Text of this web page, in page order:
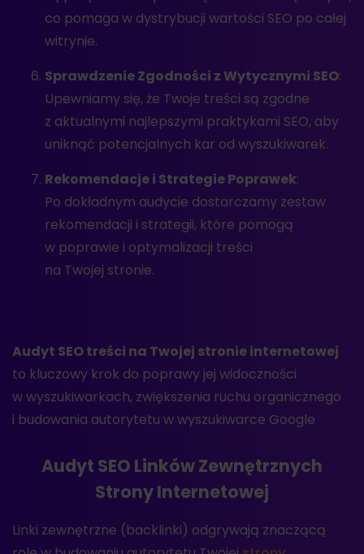
co pomaga w dystrybucji wartości SEO po całej
witrynie.
Sprawdzenie Zgodności z Wytycznymi SEO:
Upewniamy się, że Twoje treści są zgodne
z aktualnymi najlepszymi praktykami SEO, aby
uniknąć potencjalnych kar od wyszukiwarek.
Rekomendacje i Strategie Poprawek:
Po dokładnym audycie dostarczamy zestaw
rekomendacji i strategii, które pomogą
w poprawie i optymalizacji treści
na Twojej stronie.
Audyt SEO treści na Twojej stronie internetowej
to kluczowy krok do poprawy jej widoczności
w wyszukiwarkach, zwiększenia ruchu organicznego
i budowania autorytetu w wyszukiwarce Google
Audyt SEO Linków Zewnętrznych
Strony Internetowej
Linki zewnętrzne (backlinki) odgrywają znaczącą